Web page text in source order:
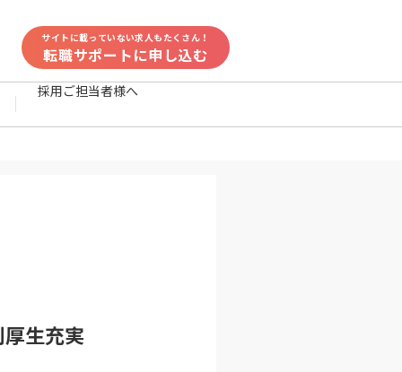
サイトに載っていない求人もたくさん！
転職サポートに申し込む
採用ご担当者様へ
生充実